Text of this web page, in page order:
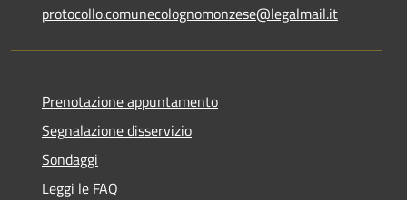
protocollo.comunecolognomonzese@legalmail.it
Prenotazione appuntamento
Segnalazione disservizio
Sondaggi
Leggi le FAQ